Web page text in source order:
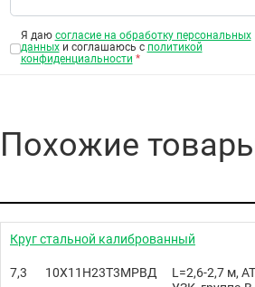
Я даю согласие на обработку персональных
данныхи соглашаюсь с политикой
конфиденциальности *
Похожие
Круг стальной калиброванный
7,3 10Х11Н23Т3МРВД
L=2,6-2,7 м,